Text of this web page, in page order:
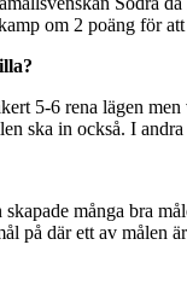
om 2 poäng för
5-6 rena lägen
ska in också. I
många bra
på där ett av målen